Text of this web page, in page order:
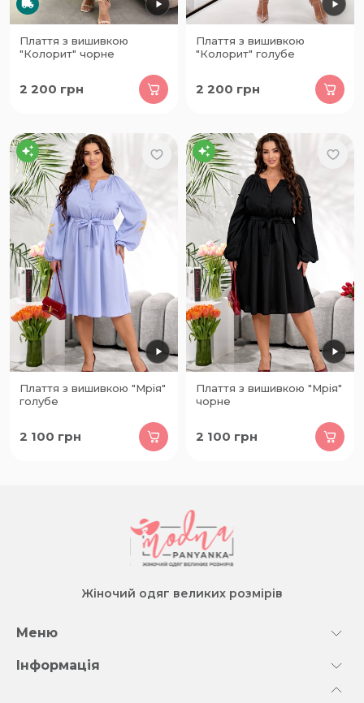
Плаття з вишивкою
"Колорит" чорне
2 200 грн
Плаття з вишивкою
"Колорит" голубе
2 200 грн
Плаття з вишивкою "Мрія"
голубе
2 100 грн
Плаття з вишивкою "Мрія"
чорне
2 100 грн
Жіночий одяг великих розмірів
Меню
Інформація